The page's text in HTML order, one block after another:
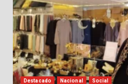
Destacado Nacional Social